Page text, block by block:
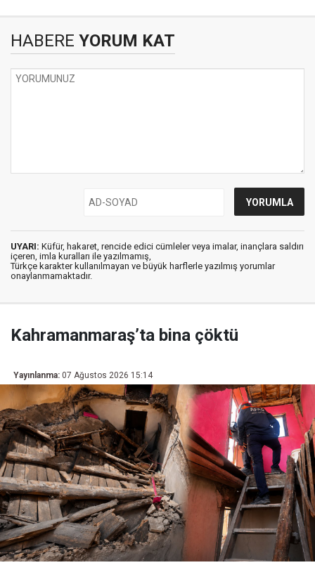
HABERE YORUM KAT
UYARI: Küfür, hakaret, rencide edici cümleler veya imalar, inançlara saldırı
içeren, imla kuralları ile yazılmamış,
Türkçe karakter kullanılmayan ve büyük harflerle yazılmış yorumlar
onaylanmamaktadır.
Kahramanmaraş’ta bina çöktü
Yayınlanma: 07 Ağustos 2026 15:14